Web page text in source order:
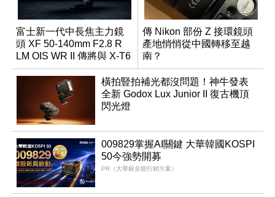
富士新一代中長焦主力鏡
頭 XF 50-140mm F2.8 R
LM OIS WR II 傳將與 X-T6
同步亮相
傳 Nikon 部份 Z 接環鏡頭
產地悄悄從中國轉移至越
南？
橫拍豎拍補光都沒問題！神牛發表
全新 Godox Lux Junior II 復古機頂
閃光燈
009829掌握AI關鍵 大華韓國KOSPI
50今強勢開募
PR（大華銀全能行銷方案）